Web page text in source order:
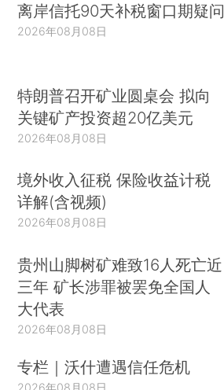
离岸信托90天补税窗口期疑问
2026年08月08日
特朗普召开矿业圆桌会 拟向
关键矿产投资超20亿美元
2026年08月08日
境外收入征税 保险收益计税
详解(含视频)
2026年08月08日
贵州山脚树矿难致16人死亡近
三年 矿长涉罪被罢免全国人
大代表
2026年08月08日
专栏｜沃什遭遇信任危机
2026年08月08日